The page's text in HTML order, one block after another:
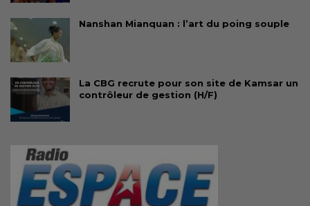
Nanshan Mianquan : l’art du poing souple
La CBG recrute pour son site de Kamsar un
contrôleur de gestion (H/F)